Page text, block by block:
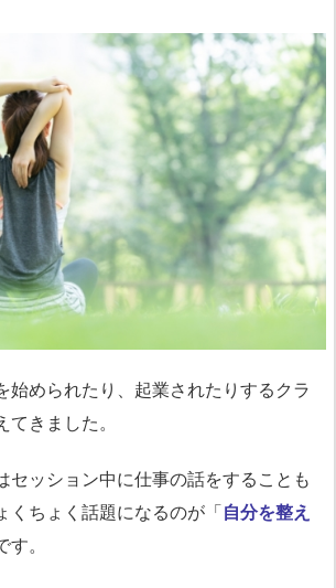
始められたり、起業されたりするクラ
きました。
セッション中に仕事の話をすることも
くちょく話題になるのが「自分を整え
。